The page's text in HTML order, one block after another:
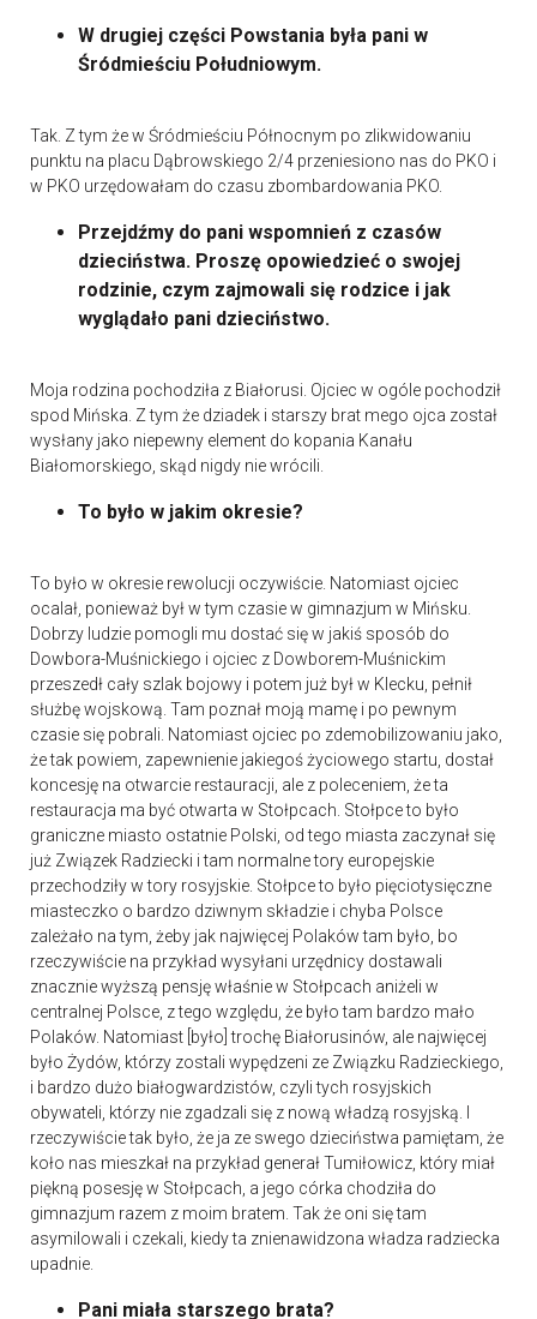
W drugiej części Powstania była pani w
Śródmieściu Południowym.
Tak. Z tym że w Śródmieściu Północnym po zlikwidowaniu
punktu na placu Dąbrowskiego 2/4 przeniesiono nas do PKO i
w PKO urzędowałam do czasu zbombardowania PKO.
Przejdźmy do pani wspomnień z czasów
dzieciństwa. Proszę opowiedzieć o swojej
rodzinie, czym zajmowali się rodzice i jak
wyglądało pani dzieciństwo.
Moja rodzina pochodziła z Białorusi. Ojciec w ogóle pochodził
spod Mińska. Z tym że dziadek i starszy brat mego ojca został
wysłany jako niepewny element do kopania Kanału
Białomorskiego, skąd nigdy nie wrócili.
To było w jakim okresie?
To było w okresie rewolucji oczywiście. Natomiast ojciec
ocalał, ponieważ był w tym czasie w gimnazjum w Mińsku.
Dobrzy ludzie pomogli mu dostać się w jakiś sposób do
Dowbora-Muśnickiego i ojciec z Dowborem-Muśnickim
przeszedł cały szlak bojowy i potem już był w Klecku, pełnił
służbę wojskową. Tam poznał moją mamę i po pewnym
czasie się pobrali. Natomiast ojciec po zdemobilizowaniu jako,
że tak powiem, zapewnienie jakiegoś życiowego startu, dostał
koncesję na otwarcie restauracji, ale z poleceniem, że ta
restauracja ma być otwarta w Stołpcach. Stołpce to było
graniczne miasto ostatnie Polski, od tego miasta zaczynał się
już Związek Radziecki i tam normalne tory europejskie
przechodziły w tory rosyjskie. Stołpce to było pięciotysięczne
miasteczko o bardzo dziwnym składzie i chyba Polsce
zależało na tym, żeby jak najwięcej Polaków tam było, bo
rzeczywiście na przykład wysyłani urzędnicy dostawali
znacznie wyższą pensję właśnie w Stołpcach aniżeli w
centralnej Polsce, z tego względu, że było tam bardzo mało
Polaków. Natomiast [było] trochę Białorusinów, ale najwięcej
było Żydów, którzy zostali wypędzeni ze Związku Radzieckiego,
i bardzo dużo białogwardzistów, czyli tych rosyjskich
obywateli, którzy nie zgadzali się z nową władzą rosyjską. I
rzeczywiście tak było, że ja ze swego dzieciństwa pamiętam, że
koło nas mieszkał na przykład generał Tumiłowicz, który miał
piękną posesję w Stołpcach, a jego córka chodziła do
gimnazjum razem z moim bratem. Tak że oni się tam
asymilowali i czekali, kiedy ta znienawidzona władza radziecka
upadnie.
Pani miała starszego brata?